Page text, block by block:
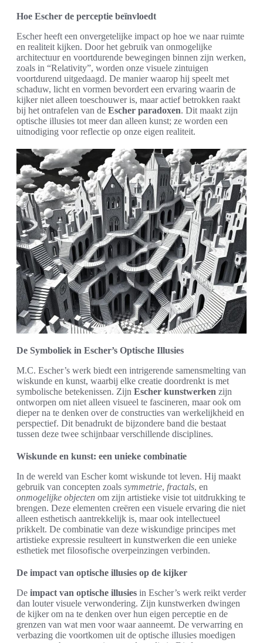
Hoe Escher de perceptie beïnvloedt
Escher heeft een onvergetelijke impact op hoe we naar ruimte
en realiteit kijken. Door het gebruik van onmogelijke
architectuur en voortdurende bewegingen binnen zijn werken,
zoals in “Relativity”, worden onze visuele zintuigen
voortdurend uitgedaagd. De manier waarop hij speelt met
schaduw, licht en vormen bevordert een ervaring waarin de
kijker niet alleen toeschouwer is, maar actief betrokken raakt
bij het ontrafelen van de Escher paradoxen. Dit maakt zijn
optische illusies tot meer dan alleen kunst; ze worden een
uitnodiging voor reflectie op onze eigen realiteit.
De Symboliek in Escher’s Optische Illusies
M.C. Escher’s werk biedt een intrigerende samensmelting van
wiskunde en kunst, waarbij elke creatie doordrenkt is met
symbolische betekenissen. Zijn Escher kunstwerken zijn
ontworpen om niet alleen visueel te fascineren, maar ook om
dieper na te denken over de constructies van werkelijkheid en
perspectief. Dit benadrukt de bijzondere band die bestaat
tussen deze twee schijnbaar verschillende disciplines.
Wiskunde en kunst: een unieke combinatie
In de wereld van Escher komt wiskunde tot leven. Hij maakt
gebruik van concepten zoals symmetrie, fractals, en
onmogelijke objecten om zijn artistieke visie tot uitdrukking te
brengen. Deze elementen creëren een visuele ervaring die niet
alleen esthetisch aantrekkelijk is, maar ook intellectueel
prikkelt. De combinatie van deze wiskundige principes met
artistieke expressie resulteert in kunstwerken die een unieke
esthetiek met filosofische overpeinzingen verbinden.
De impact van optische illusies op de kijker
De impact van optische illusies in Escher’s werk reikt verder
dan louter visuele verwondering. Zijn kunstwerken dwingen
de kijker om na te denken over hun eigen perceptie en de
grenzen van wat men voor waar aanneemt. De verwarring en
verbazing die voortkomen uit de optische illusies moedigen